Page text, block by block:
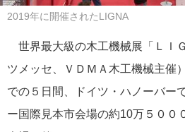
2019年に開催されたLIGNA
世界最大級の木工機械展「ＬＩ
ツメッセ、ＶＤＭＡ木工機械主催
での５日間、ドイツ・ハノーバー
ー国際見本市会場の約10万５００